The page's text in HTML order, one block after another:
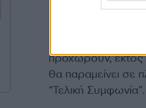
«Και οι δύο
προχωρούν, εκτός
θα παραμείνει σε
“Τελική Συμφωνία”.